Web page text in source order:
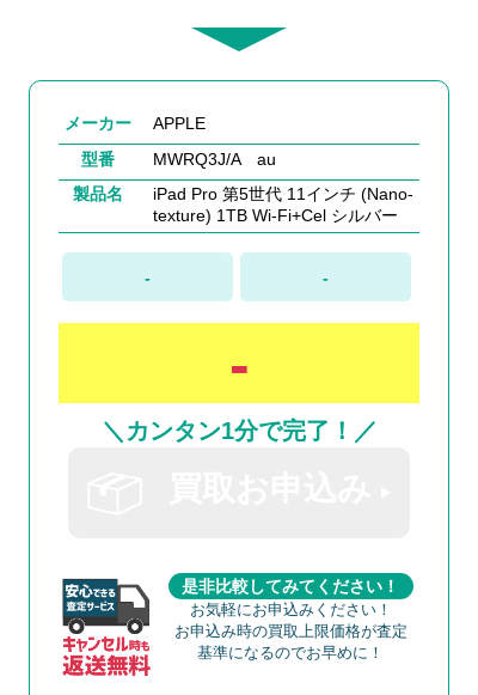
メーカー
APPLE
型番
MWRQ3J/A au
製品名
iPad Pro 第5世代 11インチ (Nano-
texture) 1TB Wi-Fi+Cel シルバー
- -
-
＼カンタン1分で完了！／
是非比較してみてください！
お気軽にお申込みください！
お申込み時の買取上限価格が査定
基準になるのでお早めに！